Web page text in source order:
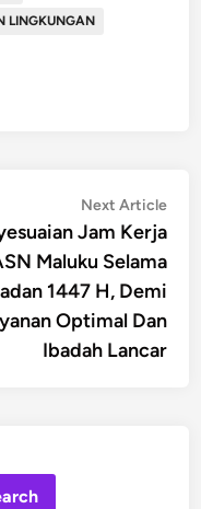
LINGKUNGAN
Next Article
Jam Kerja
Maluku Selama
1447 H, Demi
Optimal Dan
Ibadah Lancar